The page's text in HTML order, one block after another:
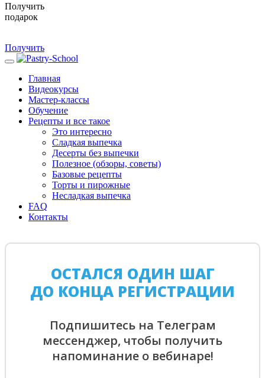
Получить
подарок
Получить
Главная
Видеокурсы
Мастер-классы
Обучение
Рецепты и все такое
Это интересно
Сладкая выпечка
Десерты без выпечки
Полезное (обзоры, советы)
Базовые рецепты
Торты и пирожные
Несладкая выпечка
FAQ
Контакты
ОСТАЛСЯ ОДИН ШАГ
ДО КОНЦА РЕГИСТРАЦИИ
Подпишитесь на Телеграм
мессенджер, чтобы получить
напоминание о вебинаре!